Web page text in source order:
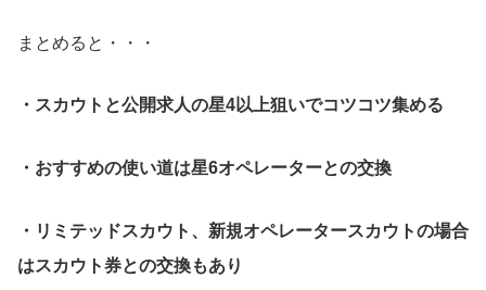
まとめると・・・
・スカウトと公開求人の星4以上狙いでコツコツ集める
・おすすめの使い道は星6オペレーターとの交換
・リミテッドスカウト、新規オペレータースカウトの場合
はスカウト券との交換もあり